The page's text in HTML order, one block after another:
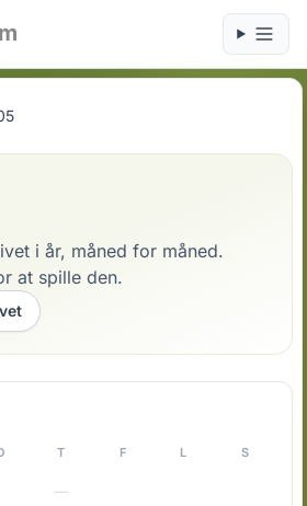
i år, måned for måned.
at spille den.
T F L S
—